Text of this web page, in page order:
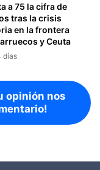
a 75 la cifra de
tras la crisis
en la frontera
y Ceuta
días
opinión nos